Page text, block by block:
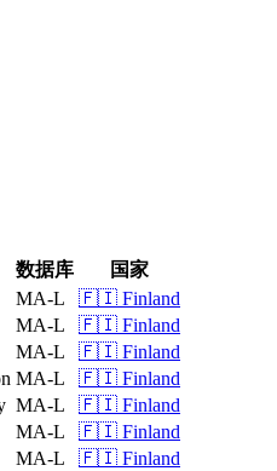
数据库
国家
MA-L
🇫🇮 Finland
MA-L
🇫🇮 Finland
MA-L
🇫🇮 Finland
MA-L
🇫🇮 Finland
MA-L
🇫🇮 Finland
MA-L
🇫🇮 Finland
MA-L
🇫🇮 Finland